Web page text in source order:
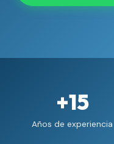
+15
Años de experiencia